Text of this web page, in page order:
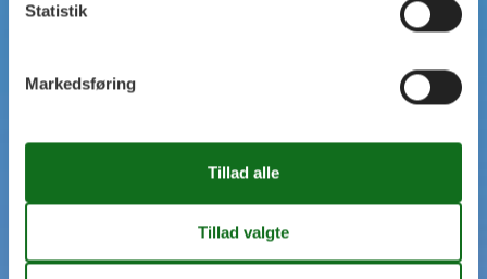
Statistik
Markedsføring